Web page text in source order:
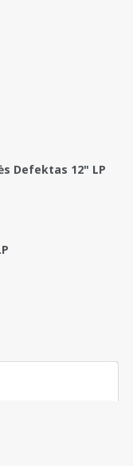
Defektas 12" LP